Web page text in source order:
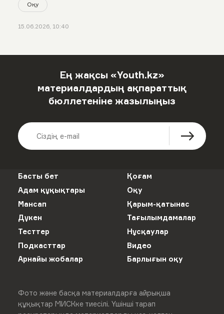
Оқу
15.06.2026, 10:40
Ең жақсы «Youth.kz»
материалдардың ақпараттық
бюллетеніне жазылыңыз
Басты бет
Қоғам
Адам құқықтары
Оқу
Мансап
Қарым-қатынас
Дүкен
Тағылымдамалар
Тесттер
Нұсқаулар
Подкасттар
Видео
Арнайы жобалар
Барлығын оқу
Фото және басқа материалдарға айрықша
құқықтар МИСКке тиесілі. Үшінші тарап